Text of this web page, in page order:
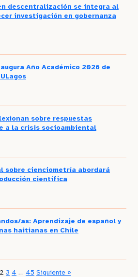
descentralización se integra al
investigación en gobernanza
Año Académico 2026 de
sobre respuestas
a la crisis socioambiental
sobre cienciometría abordará
científica
as: Aprendizaje de español y
haitianas en Chile
2 3 4 … 45 Siguiente »